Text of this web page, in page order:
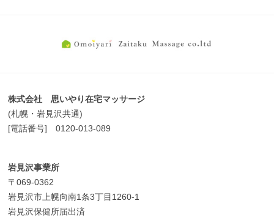
株式会社 思いやり在宅マッサージ
(札幌・岩見沢共通)
[電話番号] 0120-013-089
岩見沢事業所
〒069-0362
岩見沢市上幌向南1条3丁目1260-1
岩見沢保健所届出済